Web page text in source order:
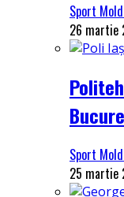
Sport
26 martie
Sport
25 martie